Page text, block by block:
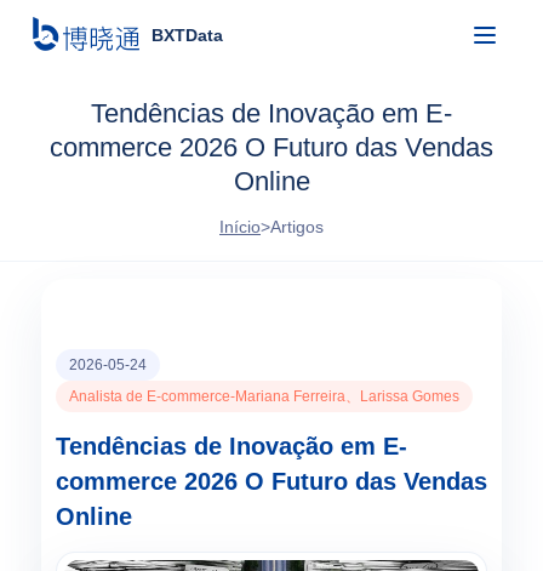
BXTData
Tendências de Inovação em E-
commerce 2026 O Futuro das Vendas
Online
Início>Artigos
2026-05-24
Analista de E-commerce-Mariana Ferreira、Larissa Gomes
Tendências de Inovação em E-
commerce 2026 O Futuro das Vendas
Online